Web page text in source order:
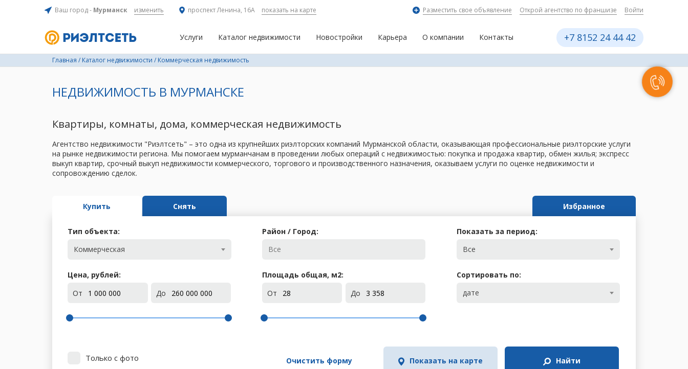
Ваш город - Мурманск изменить проспект Ленина, 16А показать на карте Разместить свое объявление Открой агентство по франшизе Войти
Услуги Каталог недвижимости Новостройки Карьера О компании Контакты +7 8152 24 44 42
Главная / Каталог недвижимости / Коммерческая недвижимость
НЕДВИЖИМОСТЬ В МУРМАНСКЕ
Квартиры, комнаты, дома, коммерческая недвижимость
Агентство недвижимости "Риэлтсеть" – это одна из крупнейших риэлторских компаний Мурманской области, оказывающая профессиональные риэлторские услуги
на рынке недвижимости региона. Мы помогаем мурманчанам в проведении любых операций с недвижимостью: покупка и продажа квартир, обмен жилья; экспресс
выкуп квартир, срочный выкуп недвижимости коммерческого, торгового и производственного назначения, оказываем услуги по оценке недвижимости и
сопровождению сделок.
Купить Снять Избранное
Тип объекта:
Коммерческая
Цена, рублей:
От
До
Район / Город:
Площадь общая, м2:
От
До
Показать за период:
Все
Сортировать по:
дате
Только с фото Очистить форму Показать на карте Найти